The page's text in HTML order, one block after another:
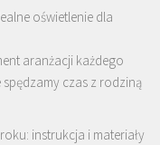
oświetlenie dla
aranżacji każdego
czas z rodziną
instrukcja i materiały